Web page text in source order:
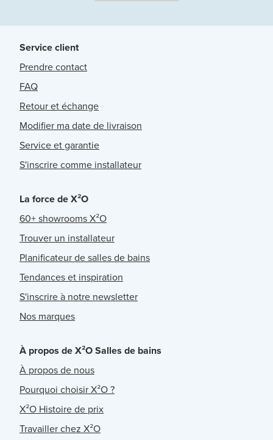
Service client
Prendre contact
FAQ
Retour et échange
Modifier ma date de livraison
Service et garantie
S'inscrire comme installateur
La force de X²O
60+ showrooms X²O
Trouver un installateur
Planificateur de salles de bains
Tendances et inspiration
S'inscrire à notre newsletter
Nos marques
À propos de X²O Salles de bains
À propos de nous
Pourquoi choisir X²O ?
X²O Histoire de prix
Travailler chez X²O